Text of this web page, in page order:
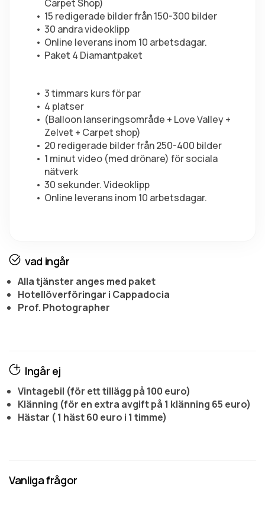
Carpet Shop)
15 redigerade bilder från 150-300 bilder
30 andra videoklipp
Online leverans inom 10 arbetsdagar.
Paket 4 Diamantpaket
3 timmars kurs för par
4 platser
(Balloon lanseringsområde + Love Valley +
Zelvet + Carpet shop)
20 redigerade bilder från 250-400 bilder
1 minut video (med drönare) för sociala
nätverk
30 sekunder. Videoklipp
Online leverans inom 10 arbetsdagar.
vad ingår
Alla tjänster anges med paket
Hotellöverföringar i Cappadocia
Prof. Photographer
Ingår ej
Vintagebil (för ett tillägg på 100 euro)
Klänning (för en extra avgift på 1 klänning 65 euro)
Hästar ( 1 häst 60 euro i 1 timme)
Vanliga frågor